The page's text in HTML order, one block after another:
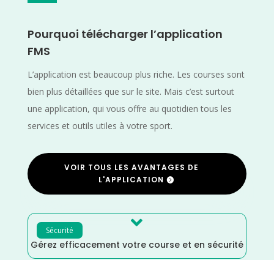
Pourquoi télécharger l’application
FMS
L’application est beaucoup plus riche. Les courses sont
bien plus détaillées que sur le site. Mais c’est surtout
une application, qui vous offre au quotidien tous les
services et outils utiles à votre sport.
VOIR TOUS LES AVANTAGES DE
L'APPLICATION
Sécurité 
Gérez efficacement votre course et en sécurité